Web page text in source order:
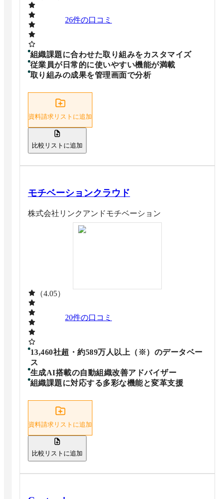
26件の口コミ
組織課題に合わせた取り組みをカスタマイズ
従業員が日常的に使いやすい機能が満載
取り組みの成果を管理画面で分析
資料請求リストに追加
比較リストに追加
モチベーションクラウド
株式会社リンクアンドモチベーション
（4.05）
20件の口コミ
13,460社超・約589万人以上（※）のデータベー
ス
生成AI搭載の自動組織改善アドバイザー
組織課題に対応する多彩な機能と変革支援
資料請求リストに追加
比較リストに追加